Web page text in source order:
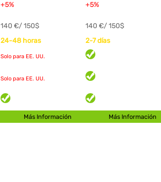
+5% +5%
140 €/ 150$ 140 €/ 150$
24-48 horas 2-7 días
Solo para EE. UU.
Solo para EE. UU.
Más Información Más Información